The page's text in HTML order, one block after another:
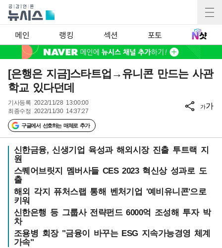
메인 랭킹 섹션 포토
[은행은 지금]스타트업→유니콘 만드는 사관
학교 있다던데
기사등록 2022/11/28 13:00:00
최종수정 2022/11/30 14:37:27
구글에서 선호하는 매체로 추가
가가
신한금융, 신생기업 육성과 해외시장 진출 투트랙 지
원
스퀘어브릿지 멤버사들 CES 2023 혁신상 성과로 도
출
해외 각지 퓨처스랩 통해 벤처기업 '예비유니콘'으로
키워
신한은행 등 그룹사 전략펀드 6000억 조성해 투자 박
차
조용병 회장 "금융이 바꾸는 ESG 지속가능경영 체계
가속"